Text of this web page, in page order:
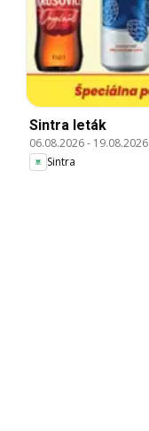
Sintra leták
06.08.2026- 19.08.2026
Sintra